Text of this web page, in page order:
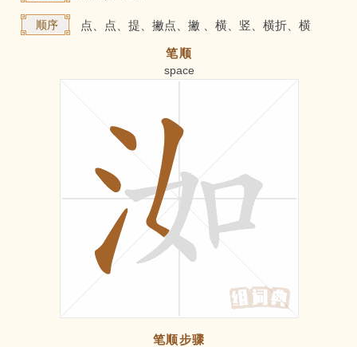
顺序 点、点、提、撇点、撇 、横、竖、横折、横
笔顺
space
笔顺步骤